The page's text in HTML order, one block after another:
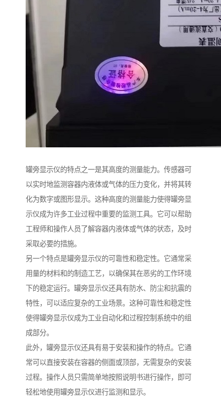
罐旁显示仪的特点之一是其高度的测量能力。传感器可
以实时地监测容器内液体或气体的压力变化，并将其转
化为数字或图形显示。这种高度的测量能力使得罐旁显
示仪成为许多工业过程中重要的监测工具。它可以帮助
工程师和操作人员了解容器内液体或气体的状态，及时
采取必要的措施。
另一个特点是罐旁显示仪的可靠性和稳定性。它通常采
用量的材料和的制造工艺，以确保其在恶劣的工作环境
下的稳定运行。罐旁显示仪还具有防水、防尘和抗震的
特性，可以适应复杂的工业场景。这种可靠性和稳定性
使得罐旁显示仪成为工业自动化和过程控制系统中的组
成部分。
此外，罐旁显示仪还具有易于安装和操作的特点。它通
常可以直接安装在容器的侧面或顶部，无需复杂的安装
过程。操作人员只需简单地按照说明书进行操作，即可
轻松地使用罐旁显示仪进行监测和显示。